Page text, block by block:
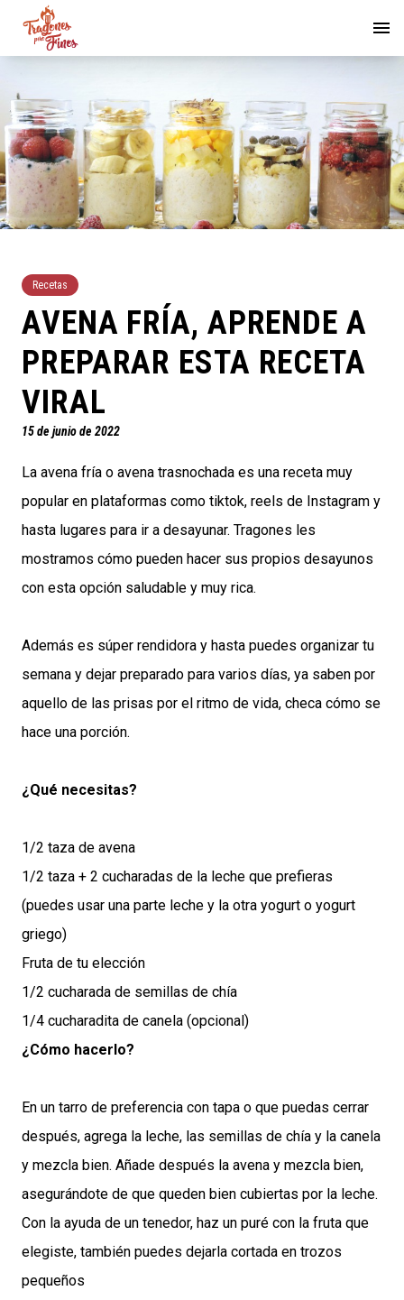
Recetas
AVENA FRÍA, APRENDE A
PREPARAR ESTA RECETA
VIRAL
15 de junio de 2022
La avena fría o avena trasnochada es una receta muy
popular en plataformas como tiktok, reels de Instagram y
hasta lugares para ir a desayunar. Tragones les
mostramos cómo pueden hacer sus propios desayunos
con esta opción saludable y muy rica.
Además es súper rendidora y hasta puedes organizar tu
semana y dejar preparado para varios días, ya saben por
aquello de las prisas por el ritmo de vida, checa cómo se
hace una porción.
¿Qué necesitas?
1/2 taza de avena
1/2 taza + 2 cucharadas de la leche que prefieras
(puedes usar una parte leche y la otra yogurt o yogurt
griego)
Fruta de tu elección
1/2 cucharada de semillas de chía
1/4 cucharadita de canela (opcional)
¿Cómo hacerlo?
En un tarro de preferencia con tapa o que puedas cerrar
después, agrega la leche, las semillas de chía y la canela
y mezcla bien. Añade después la avena y mezcla bien,
asegurándote de que queden bien cubiertas por la leche.
Con la ayuda de un tenedor, haz un puré con la fruta que
elegiste, también puedes dejarla cortada en trozos
pequeños